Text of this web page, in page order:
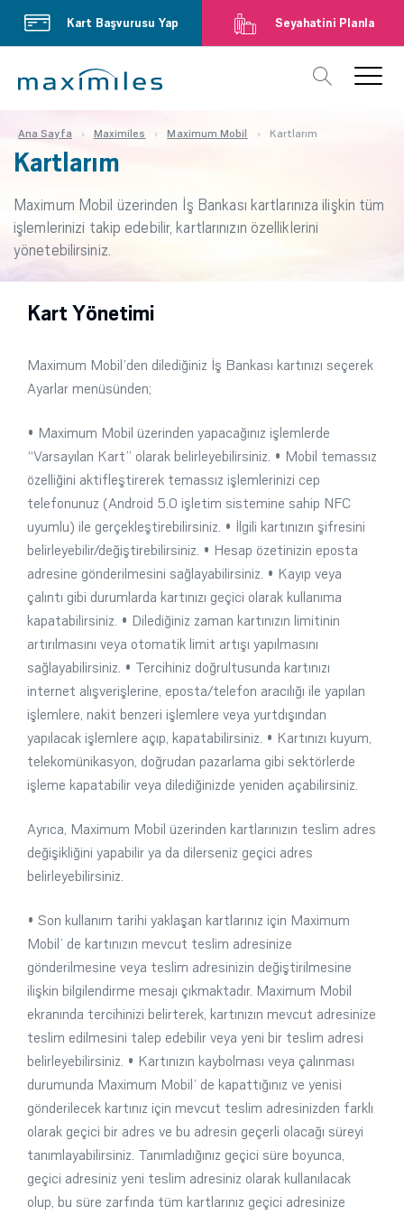
Kart Başvurusu Yap Seyahatini Planla
Ana Sayfa Maximiles Maximum Mobil Kartlarım
Kartlarım
Maximum Mobil üzerinden İş Bankası kartlarınıza ilişkin tüm
işlemlerinizi takip edebilir, kartlarınızın özelliklerini
yönetebilirsiniz.
Kart Yönetimi
Maximum Mobil’den dilediğiniz İş Bankası kartınızı seçerek
Ayarlar menüsünden;
• Maximum Mobil üzerinden yapacağınız işlemlerde
“Varsayılan Kart” olarak belirleyebilirsiniz. • Mobil temassız
özelliğini aktifleştirerek temassız işlemlerinizi cep
telefonunuz (Android 5.0 işletim sistemine sahip NFC
uyumlu) ile gerçekleştirebilirsiniz. • İlgili kartınızın şifresini
belirleyebilir/değiştirebilirsiniz. • Hesap özetinizin eposta
adresine gönderilmesini sağlayabilirsiniz. • Kayıp veya
çalıntı gibi durumlarda kartınızı geçici olarak kullanıma
kapatabilirsiniz. • Dilediğiniz zaman kartınızın limitinin
artırılmasını veya otomatik limit artışı yapılmasını
sağlayabilirsiniz. • Tercihiniz doğrultusunda kartınızı
internet alışverişlerine, eposta/telefon aracılığı ile yapılan
işlemlere, nakit benzeri işlemlere veya yurtdışından
yapılacak işlemlere açıp, kapatabilirsiniz. • Kartınızı kuyum,
telekomünikasyon, doğrudan pazarlama gibi sektörlerde
işleme kapatabilir veya dilediğinizde yeniden açabilirsiniz.
Ayrıca, Maximum Mobil üzerinden kartlarınızın teslim adres
değişikliğini yapabilir ya da dilerseniz geçici adres
belirleyebilirsiniz.
• Son kullanım tarihi yaklaşan kartlarınız için Maximum
Mobil’ de kartınızın mevcut teslim adresinize
gönderilmesine veya teslim adresinizin değiştirilmesine
ilişkin bilgilendirme mesajı çıkmaktadır. Maximum Mobil
ekranında tercihinizi belirterek, kartınızın mevcut adresinize
teslim edilmesini talep edebilir veya yeni bir teslim adresi
belirleyebilirsiniz. • Kartınızın kaybolması veya çalınması
durumunda Maximum Mobil’ de kapattığınız ve yenisi
gönderilecek kartınız için mevcut teslim adresinizden farklı
olarak geçici bir adres ve bu adresin geçerli olacağı süreyi
tanımlayabilirsiniz. Tanımladığınız geçici süre boyunca,
geçici adresiniz yeni teslim adresiniz olarak kullanılacak
olup, bu süre zarfında tüm kartlarınız geçici adresinize